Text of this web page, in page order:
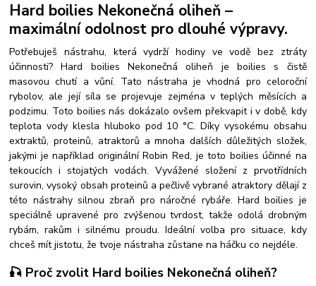
Hard boilies Nekonečná oliheň –
maximální odolnost pro dlouhé výpravy.
Potřebuješ nástrahu, která vydrží hodiny ve vodě bez ztráty
účinnosti? Hard boiliesNekonečná oliheň je boilies s čistě
masovou chutí a vůní. Tato nástraha je vhodná pro celoroční
rybolov, ale její síla se projevuje zejména v teplých měsících a
podzimu. Toto boilies nás dokázalo ovšem překvapit i v době, kdy
teplota vody klesla hluboko pod 10 °C. Díky vysokému obsahu
extraktů, proteinů, atraktorů a mnoha dalších důležitých složek,
jakými je například originální Robin Red, je toto boilies účinné na
tekoucích i stojatých vodách. Vyvážené složení z prvotřídních
surovin, vysoký obsah proteinů a pečlivě vybrané atraktory dělají z
této nástrahy silnou zbraň pro náročné rybáře. Hard boilies je
speciálně upravené pro zvýšenou tvrdost, takže odolá drobným
rybám, rakům i silnému proudu. Ideální volba pro situace, kdy
chceš mít jistotu, že tvoje nástraha zůstane na háčku co nejdéle.
🎣 Proč zvolit Hard boilies Nekonečná oliheň?